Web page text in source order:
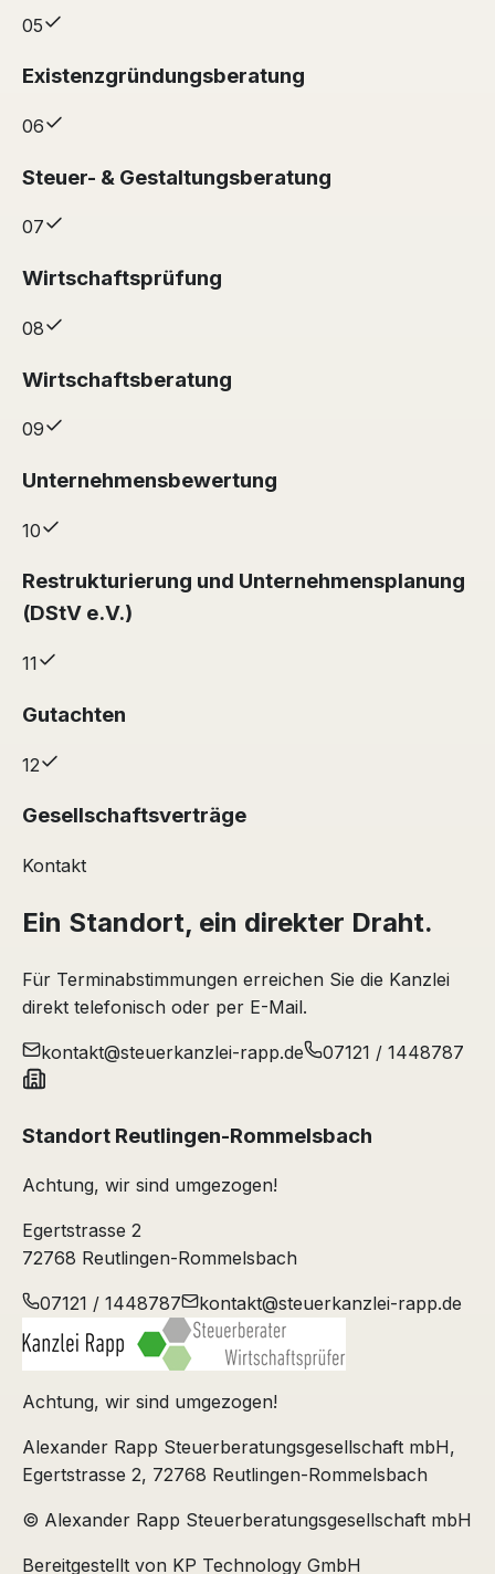
05
Existenzgründungsberatung
06
Steuer- & Gestaltungsberatung
07
Wirtschaftsprüfung
08
Wirtschaftsberatung
09
Unternehmensbewertung
10
Restrukturierung und Unternehmensplanung
(DStV e.V.)
11
Gutachten
12
Gesellschaftsverträge
Kontakt
Ein Standort, ein direkter Draht.
Für Terminabstimmungen erreichen Sie die Kanzlei
direkt telefonisch oder per E-Mail.
kontakt@steuerkanzlei-rapp.de 07121 / 1448787
Standort Reutlingen-Rommelsbach
Achtung, wir sind umgezogen!
Egertstrasse 2
72768 Reutlingen-Rommelsbach
07121 / 1448787 kontakt@steuerkanzlei-rapp.de
Achtung, wir sind umgezogen!
Alexander Rapp Steuerberatungsgesellschaft mbH,
Egertstrasse 2, 72768 Reutlingen-Rommelsbach
© Alexander Rapp Steuerberatungsgesellschaft mbH
Bereitgestellt von KP Technology GmbH